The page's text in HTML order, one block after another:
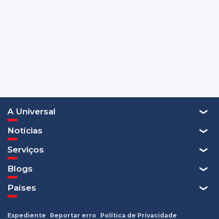
A Universal
Notícias
Serviços
Blogs
Países
Expediente Reportar erro Política de Privacidade